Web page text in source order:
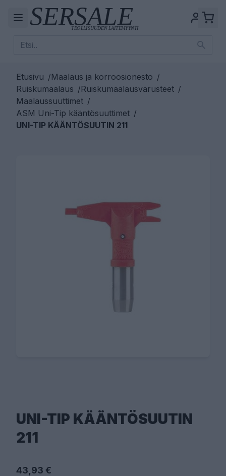
Etusivu /Maalaus ja korroosionesto /
Ruiskumaalaus /Ruiskumaalausvarusteet /
Maalaussuuttimet /
ASM Uni-Tip kääntösuuttimet /
UNI-TIP KÄÄNTÖSUUTIN 211
UNI-TIP KÄÄNTÖSUUTIN
211
43,93 €